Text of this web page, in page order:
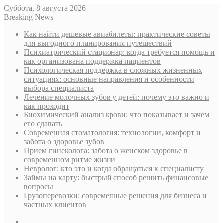
Суббота, 8 августа 2026
Breaking News
Как найти дешевые авиабилеты: практические советы
для выгодного планирования путешествий
Психиатрический стационар: когда требуется помощь и
как организована поддержка пациентов
Психологическая поддержка в сложных жизненных
ситуациях: основные направления и особенности
выбора специалиста
Лечение молочных зубов у детей: почему это важно и
как проходит
Биохимический анализ крови: что показывает и зачем
его сдавать
Современная стоматология: технологии, комфорт и
забота о здоровье зубов
Прием гинеколога: забота о женском здоровье в
современном ритме жизни
Невролог: кто это и когда обращаться к специалисту
Займы на карту: быстрый способ решить финансовые
вопросы
Грузоперевозки: современные решения для бизнеса и
частных клиентов